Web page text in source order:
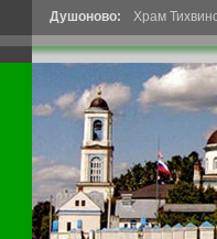
Душоново: Храм